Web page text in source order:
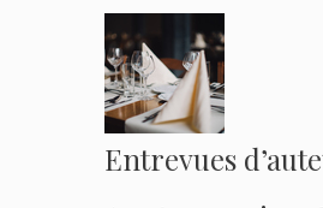
Entrevues